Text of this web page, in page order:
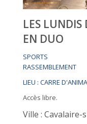
LES LUNDIS
EN DUO
SPORTS
RASSEMBLEMENT
LIEU : CARRE
Accès libre.
Ville :